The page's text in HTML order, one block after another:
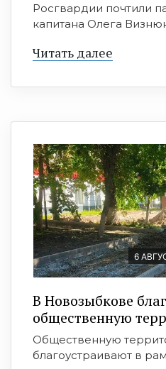
Росгвардии почтили
капитана Олега
Читать далее
6
В Новозыбкове
общественную
Общественную
благоустраивают в